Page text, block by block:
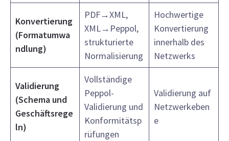
Konvertierung
(Formatumwa
ndlung)
PDF→XML,
XML→Peppol,
strukturierte
Normalisierung
Hochwertige
Konvertierung
innerhalb des
Netzwerks
Validierung
(Schema und
Geschäftsrege
ln)
Vollständige
Peppol-
Validierung und
Konformitätsp
rüfungen
Validierung auf
Netzwerkeben
e